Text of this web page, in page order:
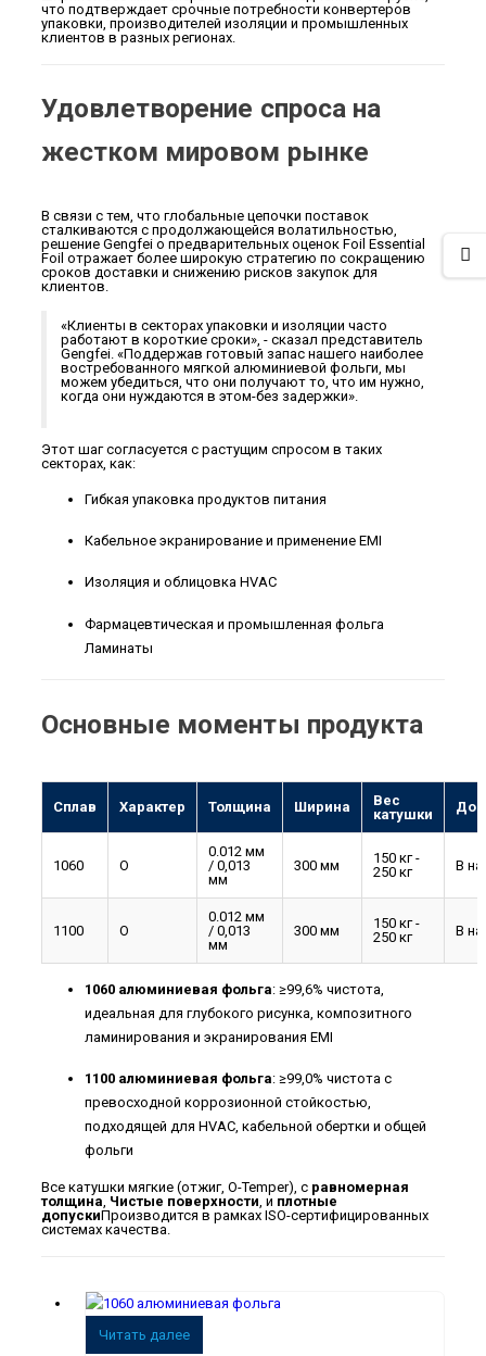
что подтверждает срочные потребности конвертеров
упаковки, производителей изоляции и промышленных
клиентов в разных регионах.
Удовлетворение спроса на
жестком мировом рынке
В связи с тем, что глобальные цепочки поставок
сталкиваются с продолжающейся волатильностью,
решение Gengfei о предварительных оценок Foil Essential
Foil отражает более широкую стратегию по сокращению
сроков доставки и снижению рисков закупок для
клиентов.
«Клиенты в секторах упаковки и изоляции часто
работают в короткие сроки», - сказал представитель
Gengfei. «Поддержав готовый запас нашего наиболее
востребованного мягкой алюминиевой фольги, мы
можем убедиться, что они получают то, что им нужно,
когда они нуждаются в этом-без задержки».
Этот шаг согласуется с растущим спросом в таких
секторах, как:
Гибкая упаковка продуктов питания
Кабельное экранирование и применение EMI
Изоляция и облицовка HVAC
Фармацевтическая и промышленная фольга
Ламинаты
Основные моменты продукта
Сплав Характер Толщина Ширина
Вес
катушки
1060 О
0.012 мм
/ 0,013
мм
300 мм
150 кг -
250 кг
В
1100 О
0.012 мм
/ 0,013
мм
300 мм
150 кг -
250 кг
В
1060 алюминиевая фольга: ≥99,6% чистота,
идеальная для глубокого рисунка, композитного
ламинирования и экранирования EMI
1100 алюминиевая фольга: ≥99,0% чистота с
превосходной коррозионной стойкостью,
подходящей для HVAC, кабельной обертки и общей
фольги
Все катушки мягкие (отжиг, O-Temper), с равномерная
толщина, Чистые поверхности, и плотные
допускиПроизводится в рамках ISO-сертифицированных
системах качества.
Читать далее